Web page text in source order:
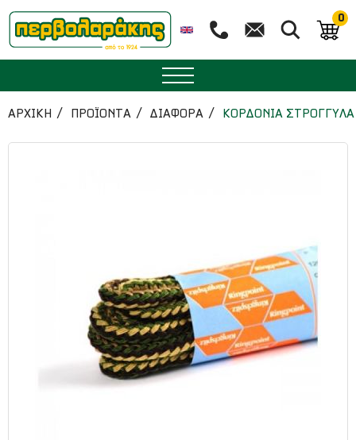
0
ΜΠΑΧΑΡΙΚΑ
ΒΟΤΑΝΑ
ΖΑΧΑΡΟΠΛΑΣΤΙΚΗ
ΑΙΘΕΡΙΑ ΕΛΑΙΑ
ΑΡΧΙΚΉ ΠΡΟΪΟΝΤΑ ΔΙΑΦΟΡΑ ΚΟΡΔΟΝΙΑ